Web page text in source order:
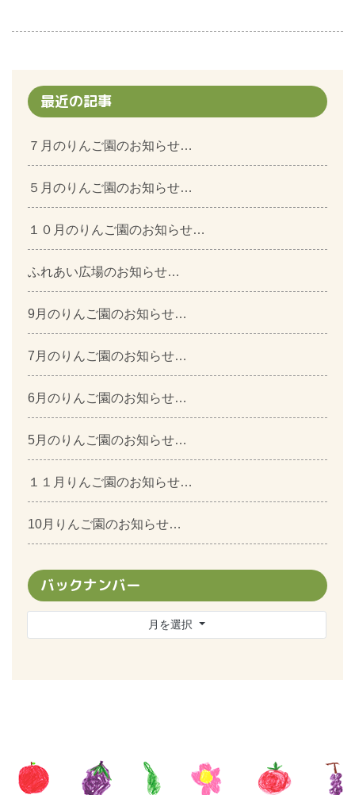
最近の記事
７月のりんご園のお知らせ…
５月のりんご園のお知らせ…
１０月のりんご園のお知らせ…
ふれあい広場のお知らせ…
9月のりんご園のお知らせ…
7月のりんご園のお知らせ…
6月のりんご園のお知らせ…
5月のりんご園のお知らせ…
１１月りんご園のお知らせ…
10月りんご園のお知らせ…
バックナンバー
月を選択